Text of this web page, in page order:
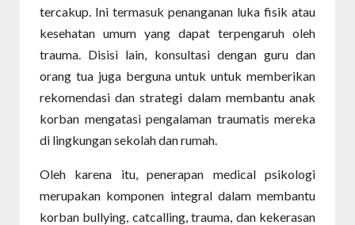
tercakup. Ini termasuk penanganan luka fisik atau
kesehatan umum yang dapat terpengaruh oleh
trauma. Disisi lain, konsultasi dengan guru dan
orang tua juga berguna untuk untuk memberikan
rekomendasi dan strategi dalam membantu anak
korban mengatasi pengalaman traumatis mereka
di lingkungan sekolah dan rumah.
Oleh karena itu, penerapan medical psikologi
merupakan komponen integral dalam membantu
korban bullying, catcalling, trauma, dan kekerasan